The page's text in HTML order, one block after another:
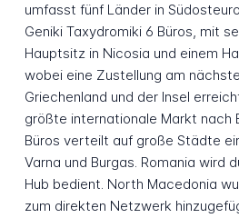
umfasst fünf Länder in
Geniki Taxydromiki 6 Büros, mit
Hauptsitz in Nicosia und einem
wobei eine Zustellung am
Griechenland und der Insel
größte internationale Markt nach
Büros verteilt auf große Städte
Varna und Burgas. Romania wird
Hub bedient. North Macedonia
zum direkten Netzwerk